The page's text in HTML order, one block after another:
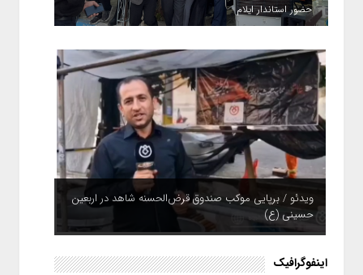
حضور استاندار ایلام
ویدئو / برپایی موکب صندوق قرض‌الحسنه شاهد در اربعین
حسینی (ع)
اینفوگرافیک